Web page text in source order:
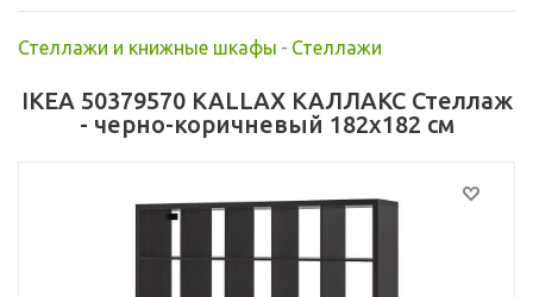
Стеллажи и книжные шкафы - Стеллажи
IKEA 50379570 KALLAX КАЛЛАКС Стеллаж
- черно-коричневый 182x182 см